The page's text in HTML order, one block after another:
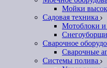
Мойки
Садовая техника
Мотоблоки и
Сварочное
Сварочные
Системы полива